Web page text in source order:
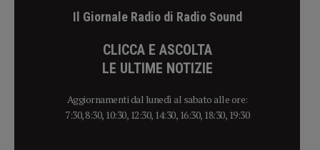
Il Giornale Radio di Radio Sound
CLICCA E ASCOLTA
LE ULTIME NOTIZIE
Aggiornamenti dal lunedì al sabato alle ore:
7:30, 8:30, 10:30, 12:30, 14:30, 16:30, 18:30, 19:30